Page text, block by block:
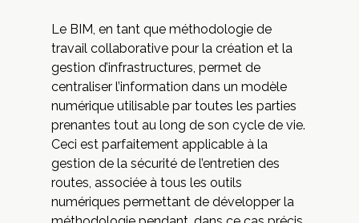
Le BIM, en tant que méthodologie de
travail collaborative pour la création et la
gestion d’infrastructures, permet de
centraliser l’information dans un modèle
numérique utilisable par toutes les parties
prenantes tout au long de son cycle de vie.
Ceci est parfaitement applicable à la
gestion de la sécurité de l’entretien des
routes, associée à tous les outils
numériques permettant de développer la